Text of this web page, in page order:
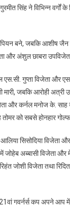
सिंह ने विभिन्न वर्गों
बने, जबकि आशीष जैन
और अंशुल छाबरा
गुप्ता विजेता और
मारी, जबकि आरोही
और कर्नल मनोज के. साह
को सबसे होनहार
सिसोदिया विजेता
अब्बासी विजेता और
जोशी विजेता तथा
गवर्नर्स कप अपने आप में